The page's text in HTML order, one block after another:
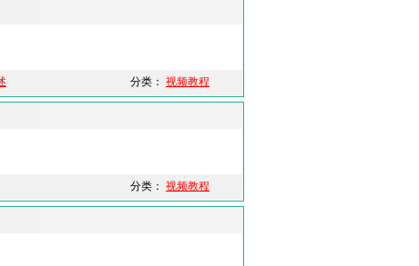
分类： 视频教程
分类： 视频教程